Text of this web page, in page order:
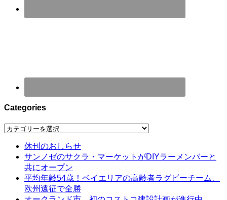
Categories
Categories
休刊のおしらせ
サンノゼのサクラ・マーケットがDIYラーメンバーと
共にオープン
平均年齢54歳！ベイエリアの高齢者ラグビーチーム、
欧州遠征で全勝